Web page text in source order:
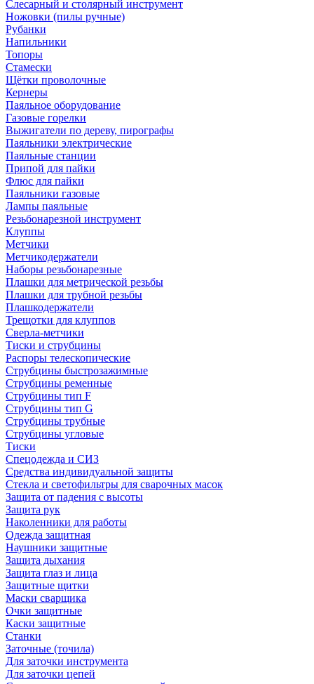
Слесарный и столярный инструмент
Ножовки (пилы ручные)
Рубанки
Напильники
Топоры
Стамески
Щётки проволочные
Кернеры
Паяльное оборудование
Газовые горелки
Выжигатели по дереву, пирографы
Паяльники электрические
Паяльные станции
Припой для пайки
Флюс для пайки
Паяльники газовые
Лампы паяльные
Резьбонарезной инструмент
Клуппы
Метчики
Метчикодержатели
Наборы резьбонарезные
Плашки для метрической резьбы
Плашки для трубной резьбы
Плашкодержатели
Трещотки для клуппов
Сверла-метчики
Тиски и струбцины
Распоры телескопические
Струбцины быстрозажимные
Струбцины ременные
Струбцины тип F
Струбцины тип G
Струбцины трубные
Струбцины угловые
Тиски
Спецодежда и СИЗ
Средства индивидуальной защиты
Стекла и светофильтры для сварочных масок
Защита от падения с высоты
Защита рук
Наколенники для работы
Одежда защитная
Наушники защитные
Защита дыхания
Защита глаз и лица
Защитные щитки
Маски сварщика
Очки защитные
Каски защитные
Станки
Заточные (точила)
Для заточки инструмента
Для заточки цепей